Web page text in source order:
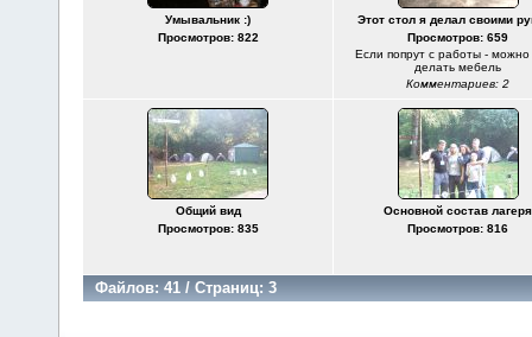
Умывальник :)
Просмотров: 822
Этот стол я делал своими
Просмотров: 659
Если попрут с работы - можно
делать мебель
Комментариев: 2
Общий вид
Просмотров: 835
Основной состав лагеря
Просмотров: 816
Файлов: 41 / Страниц: 3